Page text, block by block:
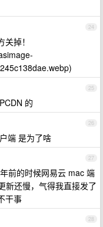
24
掉！
25
的
26
端 是为了啥
27
前的时候网易云 mac 端
新还慢，气得我直接发了
干事
28